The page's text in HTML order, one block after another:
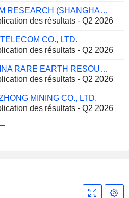
ACM RESEARCH (SHANGHAI), INC.
des résultats - Q2 2026
CO., LTD.
des résultats - Q2 2026
CHINA RARE EARTH RESOURCES AND TECHNOLOGY CO., LTD.
des résultats - Q2 2026
MINING CO., LTD.
des résultats - Q2 2026